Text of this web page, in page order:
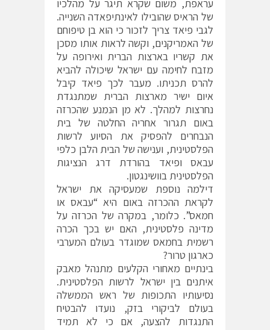
עראפת, משום שקרא תיגר על מהלכיו
של הראיס שהובילו לאינתיפאדה השנייה.
לגבי פיאד צריך לזכור כי הוא בן טיפוחם
של האמריקנים, וקשה לראות אותו מסכן
את קשריו בארצות הברית ואירופה על
מזבח לחימה עם ישראל שיכולה להביא
להרס תכניתו. מעבר לכך פיאד קיבל
איום ישיר מארצות הברית שמתנגדת
נחרצות למהלך. לא מן הנמנע שהכרזה
באום תגרור אחריה החלטה של בית
הנבחרים להפסיק את הסיוע לרשות
הפלסטינית, וענישה של הבית הלבן כלפי
עבאס ופיאד בהורדת דרג הנציגות
הפלסטינית בוושינגטון.
דילמה נוספת שמעסיקה את ישראל
לקראת ההכרזה באום היא “עבאס או
חמאס”. כלומר, במקרה של הכרזה על
מדינה פלסטינית, האם יש בכך הכרה
רשמית בחמאס שמוגדר בעולם המערבי
כארגון טרור?
בינתיים מאחורי הקלעים מתנהל מאבק
איתנים בין ישראל לרשות הפלסטינית.
נסיעותיו התכופות של ראש הממשלה
בעולם לביקורי בזק, נועדו להבטיח
התנגדות להצעה, אם כי לא תמיד